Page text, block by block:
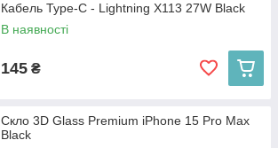
Кабель Type-C - Lightning X113 27W Black
В наявності
145 ₴
Скло 3D Glass Premium iPhone 15 Pro Max
Black